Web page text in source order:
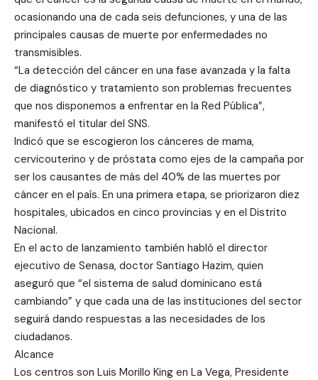
ocasionando una de cada seis defunciones, y una de las
principales causas de muerte por enfermedades no
transmisibles.
“La detección del cáncer en una fase avanzada y la falta
de diagnóstico y tratamiento son problemas frecuentes
que nos disponemos a enfrentar en la Red Pública”,
manifestó el titular del SNS.
Indicó que se escogieron los cánceres de mama,
cervicouterino y de próstata como ejes de la campaña por
ser los causantes de más del 40% de las muertes por
cáncer en el país. En una primera etapa, se priorizaron diez
hospitales, ubicados en cinco provincias y en el Distrito
Nacional.
En el acto de lanzamiento también habló el director
ejecutivo de Senasa, doctor Santiago Hazim, quien
aseguró que “el sistema de salud dominicano está
cambiando” y que cada una de las instituciones del sector
seguirá dando respuestas a las necesidades de los
ciudadanos.
Alcance
Los centros son Luis Morillo King en La Vega, Presidente